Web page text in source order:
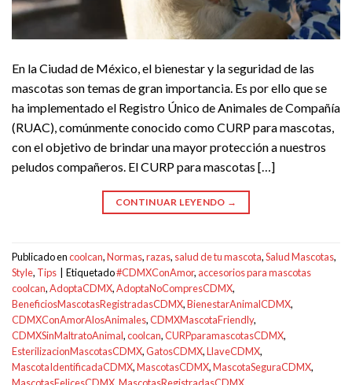
En la Ciudad de México, el bienestar y la seguridad de las
mascotas son temas de gran importancia. Es por ello que se
ha implementado el Registro Único de Animales de Compañía
(RUAC), comúnmente conocido como CURP para mascotas,
con el objetivo de brindar una mayor protección a nuestros
peludos compañeros. El CURP para mascotas […]
CONTINUAR LEYENDO →
Publicado encoolcan,Normas,razas, salud de tu mascota,Salud Mascotas,
Style, Tips | Etiquetado#CDMXConAmor, accesorios para mascotas
coolcan,AdoptaCDMX,AdoptaNoCompresCDMX,
BeneficiosMascotasRegistradasCDMX,BienestarAnimalCDMX,
CDMXConAmorAlosAnimales,CDMXMascotaFriendly,
CDMXSinMaltratoAnimal,coolcan,CURPparamascotasCDMX,
EsterilizacionMascotasCDMX,GatosCDMX,LlaveCDMX,
MascotaIdentificadaCDMX,MascotasCDMX,MascotaSeguraCDMX,
MascotasFelicesCDMX,MascotasRegistradasCDMX,